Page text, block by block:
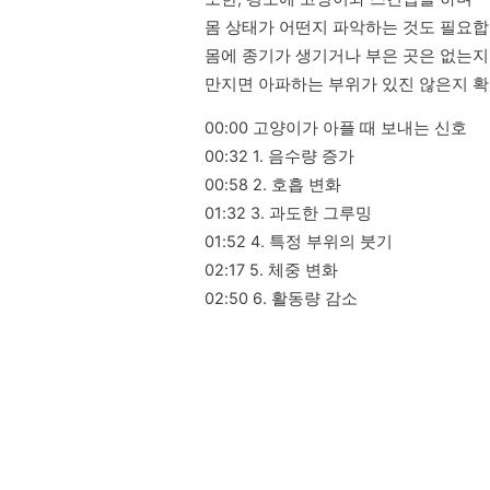
몸 상태가 어떤지 파악하는 것도 필요
몸에 종기가 생기거나 부은 곳은 없는
만지면 아파하는 부위가 있진 않은지
00:00 고양이가 아플 때 보내는 신호
00:32 1. 음수량 증가
00:58 2. 호흡 변화
01:32 3. 과도한 그루밍
01:52 4. 특정 부위의 붓기
02:17 5. 체중 변화
02:50 6. 활동량 감소